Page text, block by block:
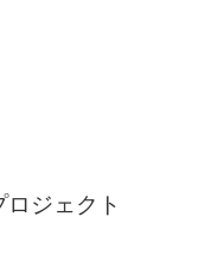
ェクト